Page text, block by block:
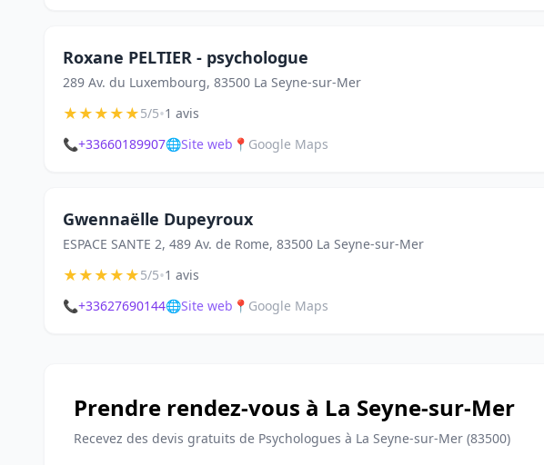
Roxane PELTIER - psychologue
289 Av. du Luxembourg, 83500 La Seyne-sur-Mer
★★★★★5/5•1 avis
📞+33660189907🌐Site web 📍 Google Maps
Gwennaëlle Dupeyroux
ESPACE SANTE 2, 489 Av. de Rome, 83500 La Seyne-sur-Mer
★★★★★5/5•1 avis
📞+33627690144🌐Site web 📍 Google Maps
Prendre rendez-vous à La Seyne-sur-Mer
Recevez des devis gratuits de Psychologues à La Seyne-sur-Mer (83500)